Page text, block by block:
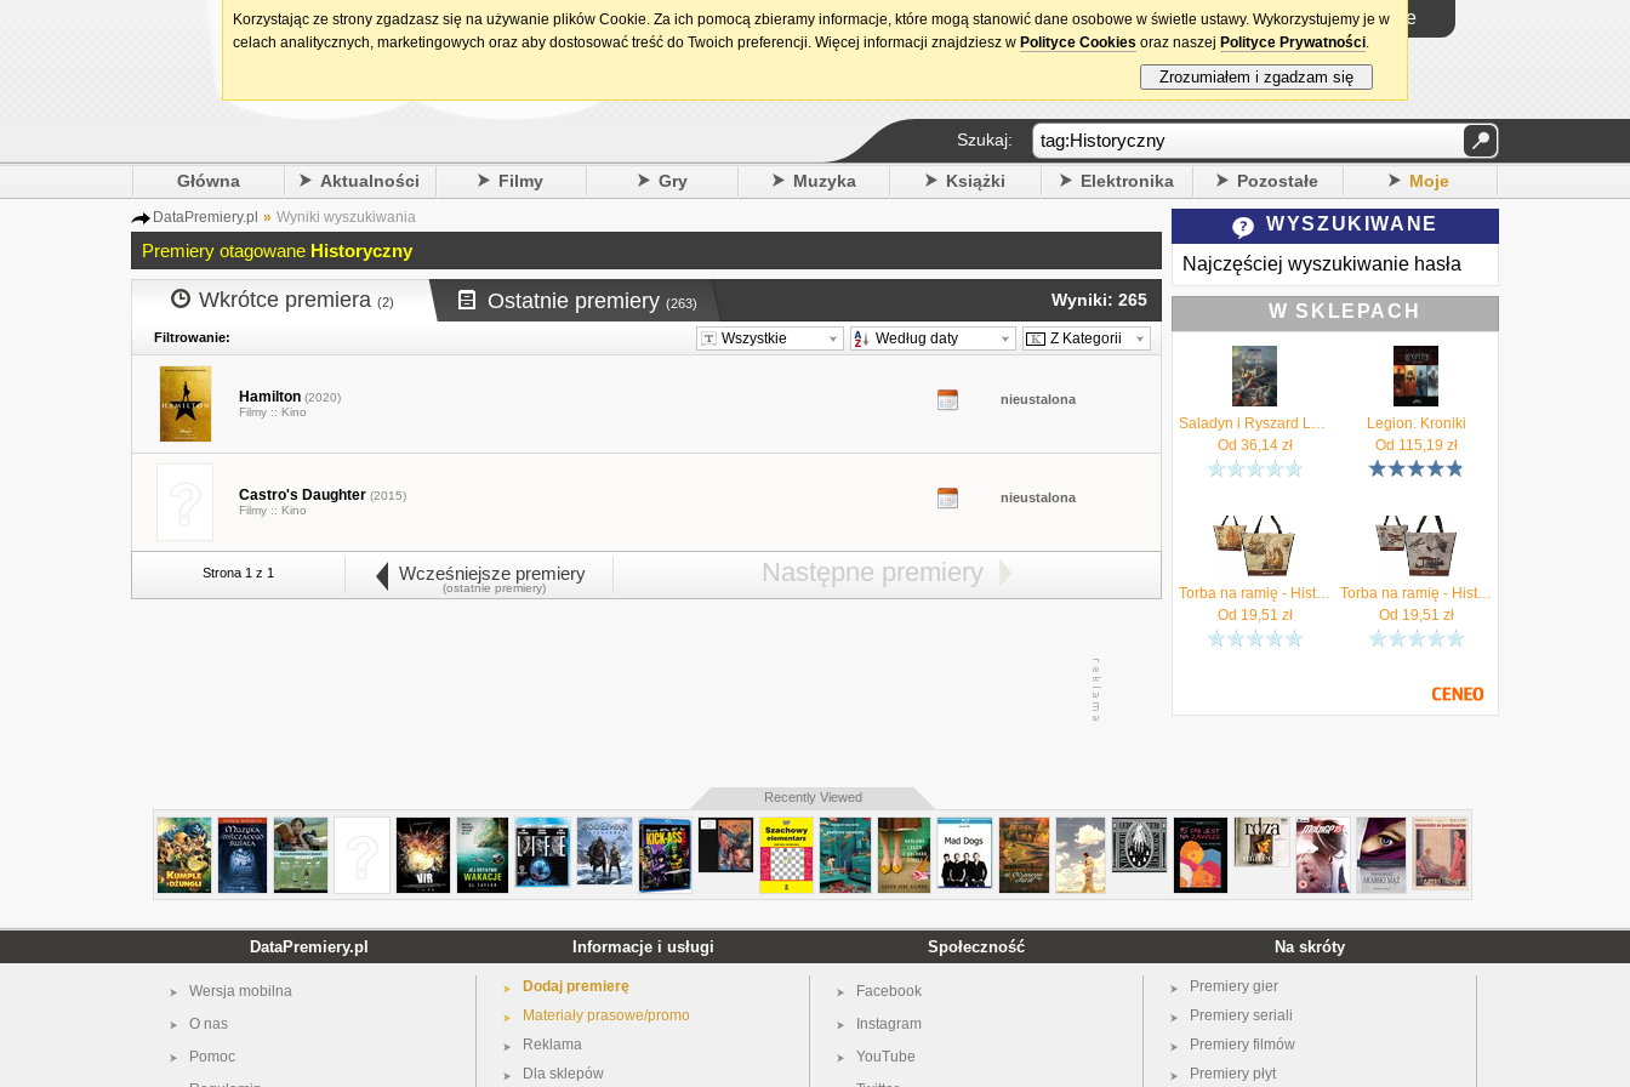
15. urodziny DataPremiery.pl Logowanie
Szukaj:
Główna Aktualności Filmy Gry Muzyka Książki Elektronika Pozostałe Moje
DataPremiery.pl » Wyniki wyszukiwania
Premiery otagowane Historyczny
Wkrótce premiera (2) Ostatnie premiery (263) Wyniki: 265
Filtrowanie: Wszystkie Według daty Z Kategorii
Hamilton (2020)
Filmy :: Kino
nieustalona
Castro's Daughter (2015)
Filmy :: Kino
nieustalona
Strona 1 z 1 Wcześniejsze premiery
(ostatnie premiery)
Następne premiery
WYSZUKIWANE
Najczęściej wyszukiwanie hasła
W SKLEPACH
Saladyn i Ryszard Lwie Serce
Od 36,14zł
Legion. Kroniki
Od 115,19 zł
Torba na ramię - Historyczne Podróże Morskie (carm
Od 19,51 zł
Torba na ramię - Historyczne Podróże Powietrzne (C
Od 19,51 zł
Recently Viewed
DataPremiery.pl
Wersja mobilna
O nas
Pomoc
Informacje i usługi
Dodaj premierę
Materiały prasowe/promo
Reklama
Dla sklepów
Społeczność
Facebook
Instagram
YouTube
Na skróty
Premiery gier
Premiery seriali
Premiery filmów
Premiery płyt
Korzystając ze strony zgadzasz się na używanie plików Cookie. Za ich pomocą zbieramy informacje, które mogą stanowić dane osobowe w świetle ustawy. Wykorzystujemy je w
celach analitycznych, marketingowych oraz aby dostosować treść do Twoich preferencji. Więcej informacji znajdziesz w Polityce Cookies oraz naszej Polityce Prywatności.
Zrozumiałem i zgadzam się